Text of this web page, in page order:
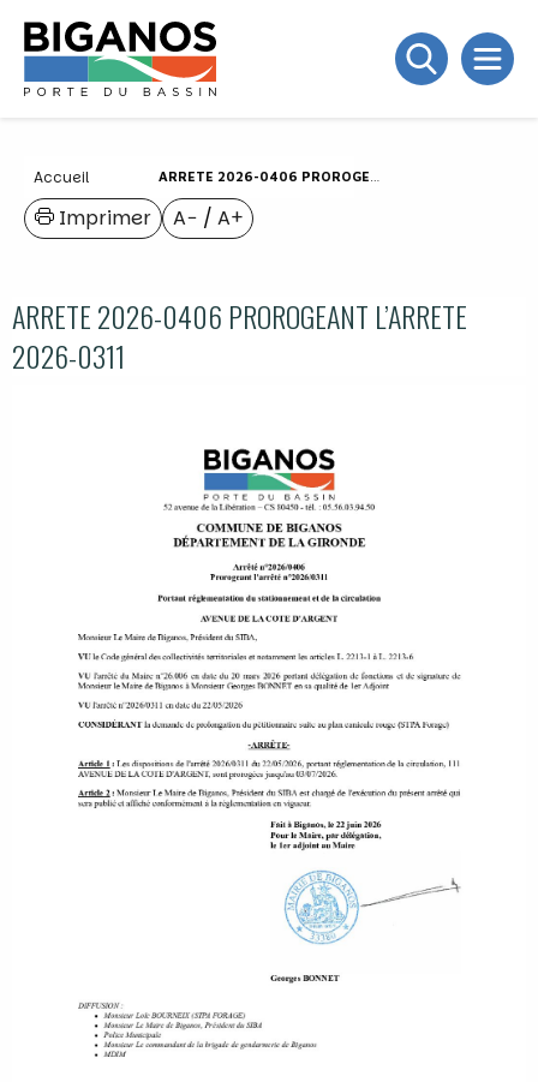
Accueil ARRETE 2026-0406 PROROGEANT L’ARRETE 2026-0311
A− / A+
Imprimer
ARRETE 2026-0406 PROROGEANT L’ARRETE
2026-0311